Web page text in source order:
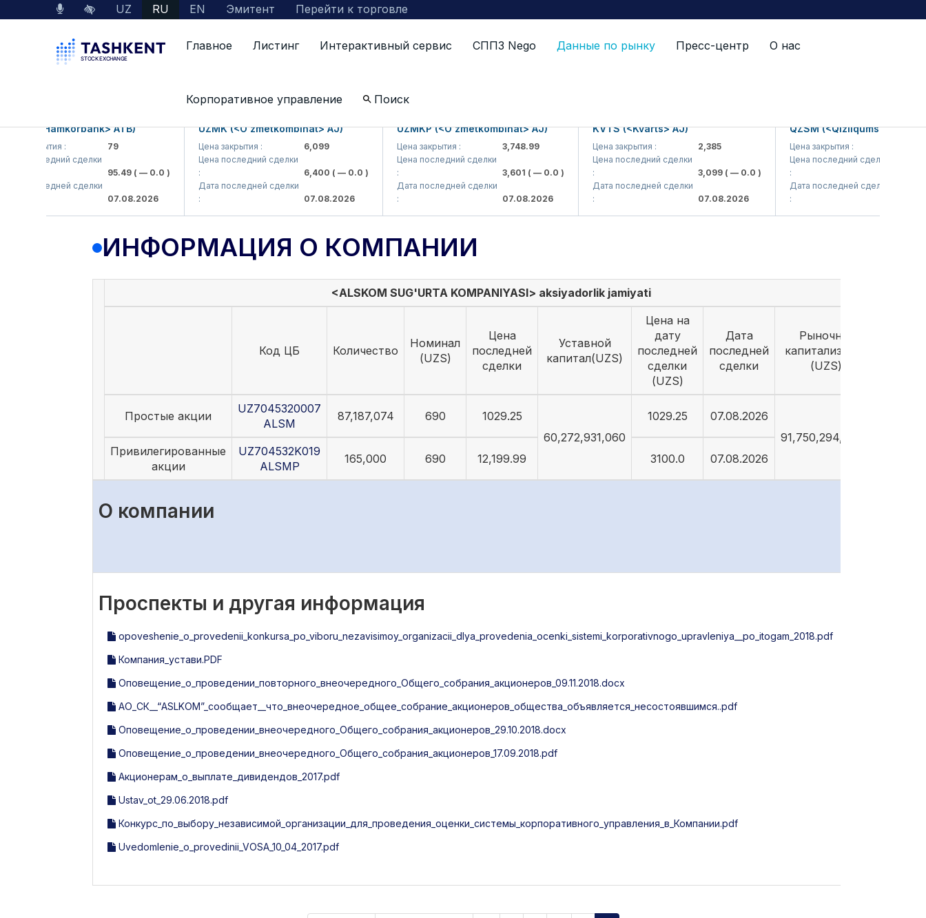
UZ RU EN Эмитент Перейти к торговле
Главное Листинг Интерактивный сервис СППЗ Nego Данные по рынку Пресс-центр О нас
Корпоративное управление Поиск
Информация о компании
(<Hamkorbank> ATB)
закрытия :
последний сделки
95.49( — 0.0 )
последней сделки
07.08.2026
UZMK (<O'zmetkombinat> AJ)
Цена закрытия :
6,099
Цена последний сделки
6,400( — 0.0 )
Дата последней сделки
07.08.2026
UZMKP (<O'zmetkombinat> AJ)
Цена закрытия :
3,748.99
Цена последний сделки
3,601( — 0.0 )
Дата последней сделки
07.08.2026
KVTS (<Kvarts> AJ)
Цена закрытия :
2,385
Цена последний сделки
3,099( — 0.0 )
Дата последней сделки
07.08.2026
QZSM (<Qizilqumsement> AJ)
Цена закрытия :
Цена последний сделки
Дата последней сделки
ИНФОРМАЦИЯ О КОМПАНИИ
<ALSKOM SUG'URTA KOMPANIYASI> aksiyadorlik jamiyati
Код ЦБ Количество
Номинал
(UZS)
Цена
последней
сделки
Уставной
капитал(UZS)
Цена на
дату
последней
сделки
(UZS)
Дата
последней
сделки
Рыночная
капитализация
(UZS)
Простые акции
UZ7045320007
ALSM
87,187,074 690
1029.25
60,272,931,060
1029.25
07.08.2026
91,750,294,264.5
Привилегированные
акции
UZ704532K019
ALSMP
165,000 690 12,199.99 3100.0 07.08.2026
О компании
Проспекты и другая информация
opoveshenie_o_provedenii_konkursa_po_viboru_nezavisimoy_organizacii_dlya_provedenia_ocenki_sistemi_korporativnogo_upravleniya__po_itogam_2018.pdf
Компания_устави.PDF
Оповещение_о_проведении_повторного_внеочередного_Общего_собрания_акционеров_09.11.2018.docx
АО_СК__“ASLKOM”_сообщает__что_внеочередное_общее_собрание_акционеров_общества_объявляется_несостоявшимся..pdf
Оповещение_о_проведении_внеочередного_Общего_собрания_акционеров_29.10.2018.docx
Оповещение_о_проведении_внеочередного_Общего_собрания_акционеров_17.09.2018.pdf
Акционерам_о_выплате_дивидендов_2017.pdf
Ustav_ot_29.06.2018.pdf
Конкурс_по_выбору_независимой_организации_для_проведения_оценки_системы_корпоративного_управления_в_Компании.pdf
Uvedomlenie_o_provedinii_VOSA_10_04_2017.pdf